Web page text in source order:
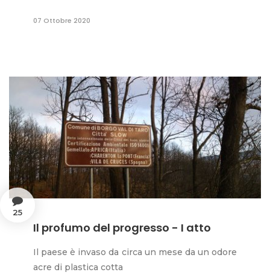
07 Ottobre 2020
25
Il profumo del progresso - I atto
Il paese è invaso da circa un mese da un odore
acre di plastica cotta